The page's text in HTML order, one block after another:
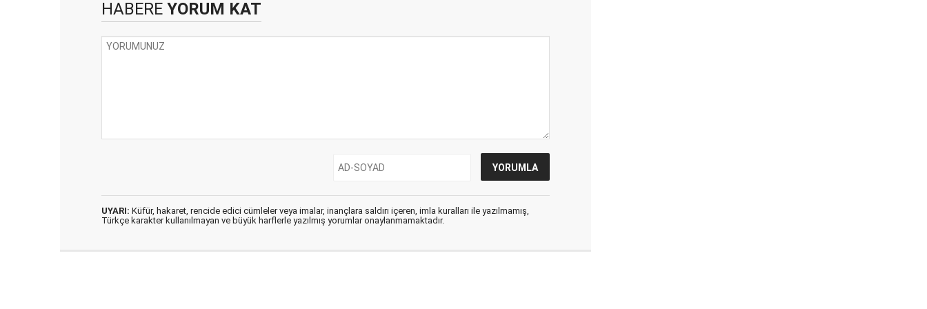
HABERE YORUM KAT
UYARI: Küfür, hakaret, rencide edici cümleler veya imalar, inançlara saldırı içeren, imla kuralları ile yazılmamış,
Türkçe karakter kullanılmayan ve büyük harflerle yazılmış yorumlar onaylanmamaktadır.